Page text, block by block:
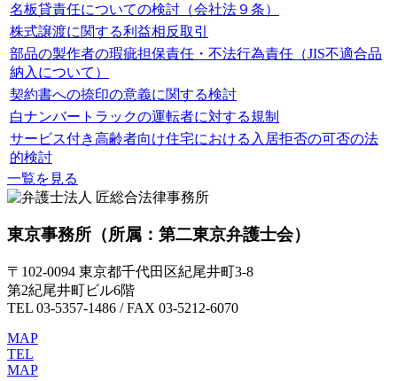
名板貸責任についての検討（会社法９条）
株式譲渡に関する利益相反取引
部品の製作者の瑕疵担保責任・不法行為責任（JIS不適合品
納入について）
契約書への捺印の意義に関する検討
白ナンバートラックの運転者に対する規制
サービス付き高齢者向け住宅における入居拒否の可否の法
的検討
一覧を見る
東京事務所 （所属：第二東京弁護士会）
〒102-0094 東京都千代田区紀尾井町3-8
第2紀尾井町ビル6階
TEL 03-5357-1486 / FAX 03-5212-6070
MAP
TEL
MAP